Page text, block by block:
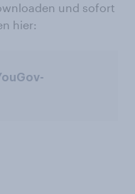
und sofort
hier: